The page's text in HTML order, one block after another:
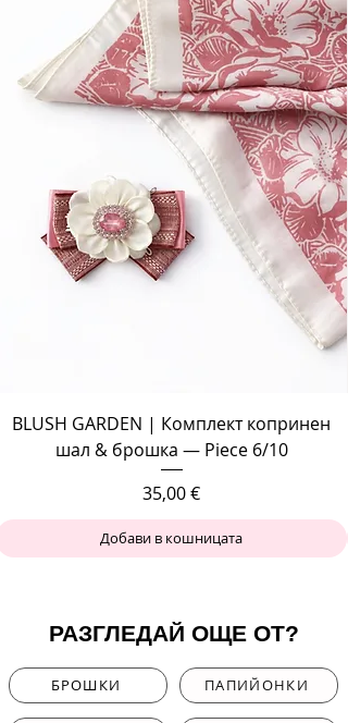
BLUSH GARDEN | Комплект копринен
шал & брошка — Piece 6/10
Цена
35,00 €
Добави в кошницата
РАЗГЛЕДАЙ ОЩЕ ОТ?
БРОШКИ ПАПИЙОНКИ